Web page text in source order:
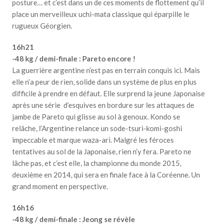
posture… et c’est dans un de ces moments de flottement qu’il
place un merveilleux uchi-mata classique qui éparpille le
rugueux Géorgien.
16h21
-48 kg / demi-finale : Pareto encore !
La guerrière argentine n’est pas en terrain conquis ici. Mais
elle n’a peur de rien, solide dans un système de plus en plus
difficile à prendre en défaut. Elle surprend la jeune Japonaise
après une série d’esquives en bordure sur les attaques de
jambe de Pareto qui glisse au sol à genoux. Kondo se
relâche, l’Argentine relance un sode-tsuri-komi-goshi
impeccable et marque waza-ari. Malgré les féroces
tentatives au sol de la Japonaise, rien n’y fera. Pareto ne
lâche pas, et c’est elle, la championne du monde 2015,
deuxième en 2014, qui sera en finale face à la Coréenne. Un
grand moment en perspective.
16h16
-48 kg / demi-finale : Jeong se révèle